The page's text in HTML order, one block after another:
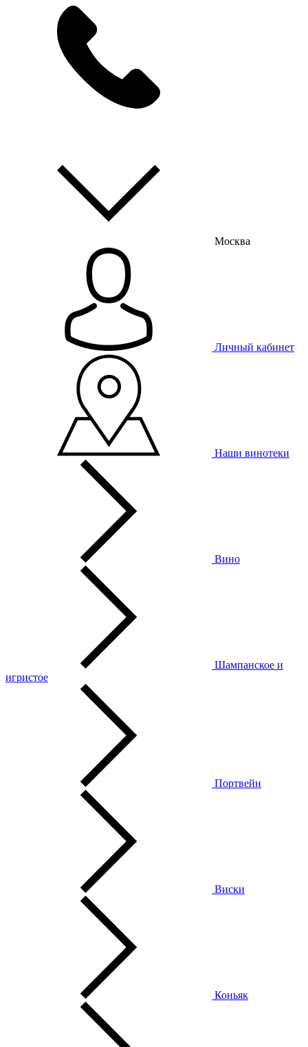
Москва
Личный кабинет
Наши винотеки
Вино
Шампанское и
игристое
Портвейн
Виски
Коньяк